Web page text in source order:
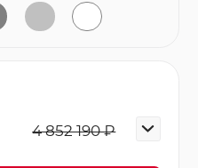
4 852 190 ₽